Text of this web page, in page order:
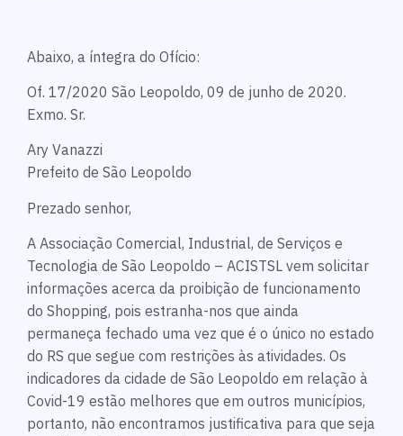
Abaixo, a íntegra do Ofício:
Of. 17/2020 São Leopoldo, 09 de junho de 2020.
Exmo. Sr.
Ary Vanazzi
Prefeito de São Leopoldo
Prezado senhor,
A Associação Comercial, Industrial, de Serviços e
Tecnologia de São Leopoldo – ACISTSL vem solicitar
informações acerca da proibição de funcionamento
do Shopping, pois estranha-nos que ainda
permaneça fechado uma vez que é o único no estado
do RS que segue com restrições às atividades. Os
indicadores da cidade de São Leopoldo em relação à
Covid-19 estão melhores que em outros municípios,
portanto, não encontramos justificativa para que seja